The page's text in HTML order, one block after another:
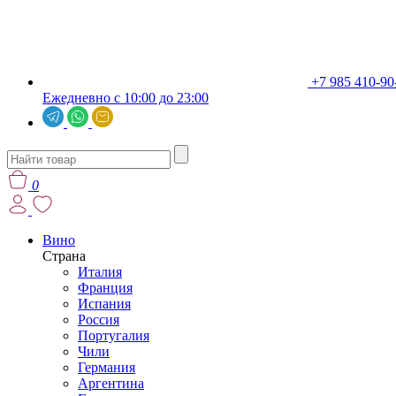
+7 985 410-
Ежедневно с 10:00 до 23:00
0
Вино
Страна
Италия
Франция
Испания
Россия
Португалия
Чили
Германия
Аргентина